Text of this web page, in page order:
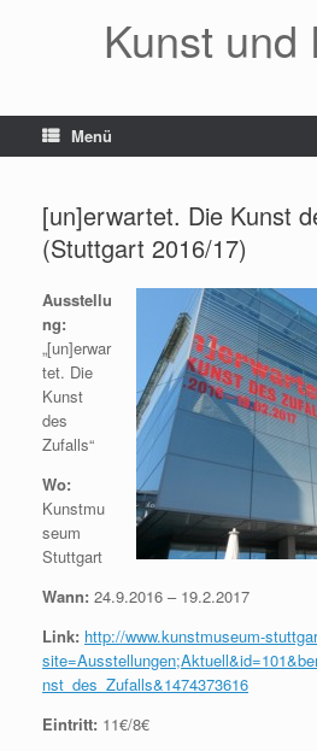
Kunst und
Menü
[un]erwartet. Die Kunst
(Stuttgart 2016/17)
Ausstellu
ng:
„[un]erwar
tet. Die
Kunst
des
Zufalls“
Wo:
Kunstmu
seum
Stuttgart
Wann: 24.9.2016 – 19.2.2017
Link: http://www.kunstmuseum-
nst_des_Zufalls&1474373616
Eintritt: 11€/8€